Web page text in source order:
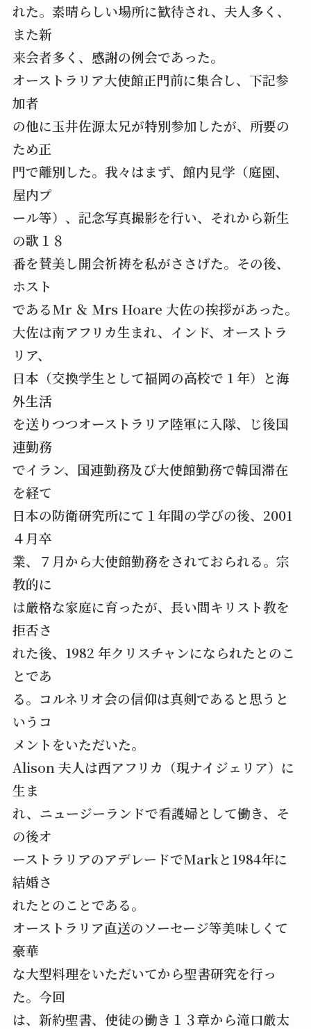
れた。素晴らしい場所に歓待され、夫人多く、
また新
来会者多く、感謝の例会であった。
オーストラリア大使館正門前に集合し、下記参
加者
の他に玉井佐源太兄が特別参加したが、所要の
ため正
門で離別した。我々はまず、館内見学（庭園、
屋内プ
ール等）、記念写真撮影を行い、それから新生
の歌１８
番を賛美し開会祈祷を私がささげた。その後、
ホスト
であるMr ＆ Mrs Hoare 大佐の挨拶があった。
大佐は南アフリカ生まれ、インド、オーストラ
リア、
日本（交換学生として福岡の高校で 1 年）と海
外生活
を送りつつオーストラリア陸軍に入隊、じ後国
連勤務
でイラン、国連勤務及び大使館勤務で韓国滞在
を経て
日本の防衛研究所にて１年間の学びの後、2001
４月卒
業、７月から大使館勤務をされておられる。宗
教的に
は厳格な家庭に育ったが、長い間キリスト教を
拒否さ
れた後、1982 年クリスチャンになられたとのこ
とであ
る。コルネリオ会の信仰は真剣であると思うと
いうコ
メントをいただいた。
Alison 夫人は西アフリカ（現ナイジェリア）に
生ま
れ、ニュージーランドで看護婦として働き、そ
の後オ
ーストラリアのアデレードでMarkと1984年に
結婚さ
れたとのことである。
オーストラリア直送のソーセージ等美味しくて
豪華
な大型料理をいただいてから聖書研究を行っ
た。今回
は、新約聖書、使徒の働き１３章から滝口厳太